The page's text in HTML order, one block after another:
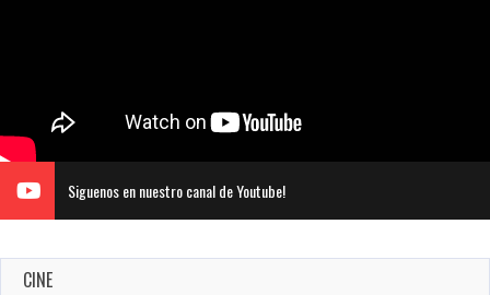
Siguenos en nuestro canal de Youtube!
CINE